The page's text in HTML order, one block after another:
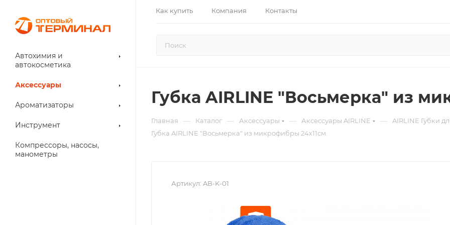
Как купить Компания Контакты
Автохимия и
автокосметика
Аксессуары
Ароматизаторы
Инструмент
Компрессоры, насосы,
манометры
Губка AIRLINE "Восьмерка" из
Главная — Каталог — Аксессуары — Аксессуары AIRLINE —
AIRLINE Губки
Губка AIRLINE "Восьмерка" из микрофибры 24х11см.
Артикул: AB-K-01